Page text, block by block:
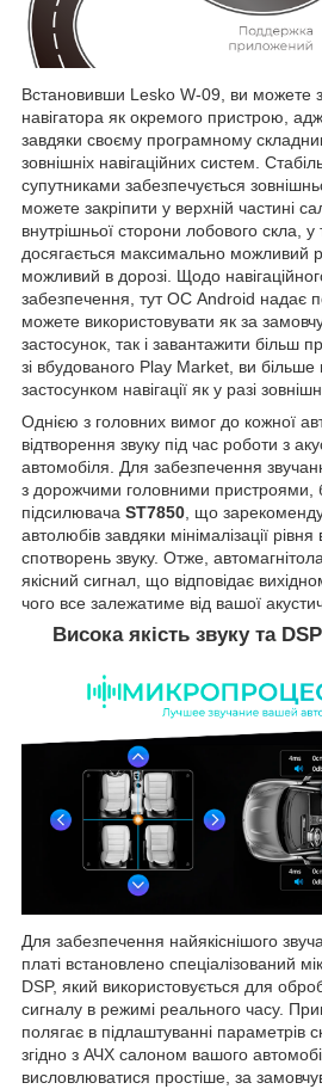
Встановивши Lesko W-09, ви можете
навігатора як окремого пристрою,
завдяки своєму програмному
зовнішніх навігаційних систем.
супутниками забезпечується
можете закріпити у верхній частині
внутрішньої сторони лобового скла, у
досягається максимально можливий
можливий в дорозі. Щодо
забезпечення, тут ОС Android надає
можете використовувати як за
застосунок, так і завантажити більш
зі вбудованого Play Market, ви
застосунком навігації як у разі
Однією з головних вимог до кожної
відтворення звуку під час роботи з
автомобіля. Для забезпечення
з дорожчими головними пристроями,
підсилювача ST7850 , що
автолюбів завдяки мінімалізації
спотворень звуку. Отже,
якісний сигнал, що відповідає
чого все залежатиме від вашої
Висока якість звуку та
Для забезпечення найякіснішого
платі встановлено спеціалізований
DSP, який використовується для
сигналу в режимі реального часу.
полягає в підлаштуванні параметрів
згідно з АЧХ салоном вашого
висловлюватися простіше, за